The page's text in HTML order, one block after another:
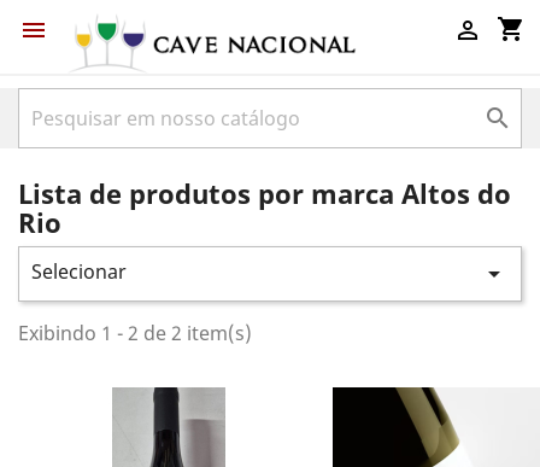
 shopping_cart


Lista de produtos por marca Altos do
Rio
Selecionar 
Exibindo 1 - 2 de 2 item(s)